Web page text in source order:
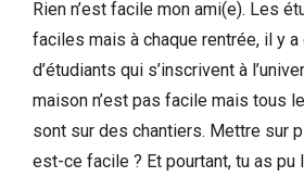
Rien n’est facile mon ami(e). Les
faciles mais à chaque rentrée, il y
d’étudiants qui s’inscrivent à
maison n’est pas facile mais tous
sont sur des chantiers. Mettre sur
est-ce facile ? Et pourtant, tu as pu